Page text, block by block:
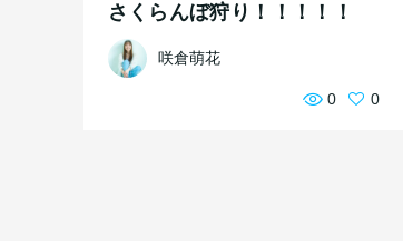
さくらんぼ狩り！！！！！
咲倉萌花
0 0